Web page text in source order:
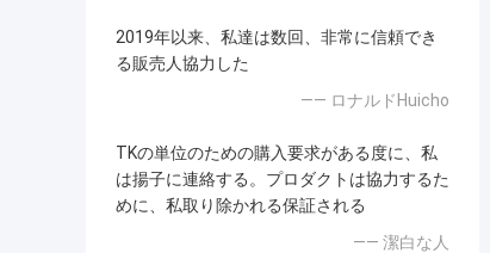
2019年以来、私達は数回、非常に信頼でき
る販売人協力した
—— ロナルドHuicho
TKの単位のための購入要求がある度に、私
は揚子に連絡する。プロダクトは協力するた
めに、私取り除かれる保証される
—— 潔白な人